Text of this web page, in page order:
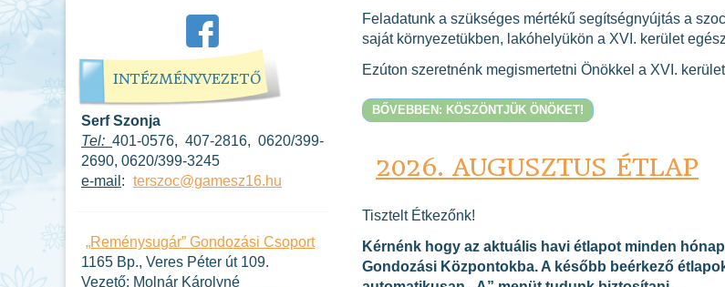
INTÉZMÉNYVEZETŐ
Serf Szonja
Tel: 401-0576, 407-2816, 0620/399-
2690, 0620/399-3245
e-mail : terszoc@gamesz16.hu
„Reménysugár” Gondozási Csoport
1165 Bp., Veres Péter út 109.
Vezető: Molnár Károlyné
Feladatunk a szükséges mértékű segítségnyújtás a
saját környezetükben, lakóhelyükön a XVI. kerület
Ezúton szeretnénk megismertetni Önökkel a XVI.
BŐVEBBEN: KÖSZÖNTJÜK ÖNÖKET!
2026. AUGUSZTUS ÉTLAP
Tisztelt Étkezőnk!
Kérnénk hogy az aktuális havi étlapot minden
Gondozási Központokba. A később beérkező